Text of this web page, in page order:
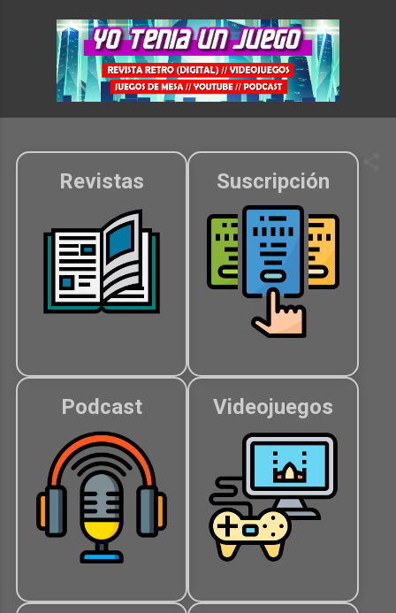
Ir al contenido principal
Revistas Suscripción
Podcast Videojuegos